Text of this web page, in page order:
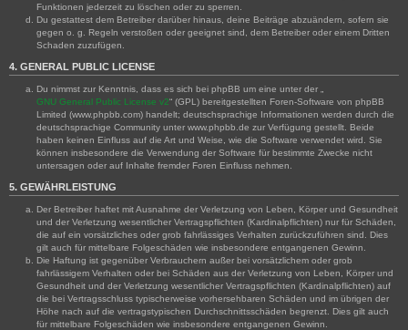
Funktionen jederzeit zu löschen oder zu sperren.
Du gestattest dem Betreiber darüber hinaus, deine Beiträge abzuändern, sofern sie
gegen o. g. Regeln verstoßen oder geeignet sind, dem Betreiber oder einem Dritten
Schaden zuzufügen.
4. GENERAL PUBLIC LICENSE
Du nimmst zur Kenntnis, dass es sich bei phpBB um eine unter der „
GNU General Public License v2“ (GPL) bereitgestellten Foren-Software von phpBB
Limited (www.phpbb.com) handelt; deutschsprachige Informationen werden durch die
deutschsprachige Community unter www.phpbb.de zur Verfügung gestellt. Beide
haben keinen Einfluss auf die Art und Weise, wie die Software verwendet wird. Sie
können insbesondere die Verwendung der Software für bestimmte Zwecke nicht
untersagen oder auf Inhalte fremder Foren Einfluss nehmen.
5. GEWÄHRLEISTUNG
Der Betreiber haftet mit Ausnahme der Verletzung von Leben, Körper und Gesundheit
und der Verletzung wesentlicher Vertragspflichten (Kardinalpflichten) nur für Schäden,
die auf ein vorsätzliches oder grob fahrlässiges Verhalten zurückzuführen sind. Dies
gilt auch für mittelbare Folgeschäden wie insbesondere entgangenen Gewinn.
Die Haftung ist gegenüber Verbrauchern außer bei vorsätzlichem oder grob
fahrlässigem Verhalten oder bei Schäden aus der Verletzung von Leben, Körper und
Gesundheit und der Verletzung wesentlicher Vertragspflichten (Kardinalpflichten) auf
die bei Vertragsschluss typischerweise vorhersehbaren Schäden und im übrigen der
Höhe nach auf die vertragstypischen Durchschnittsschäden begrenzt. Dies gilt auch
für mittelbare Folgeschäden wie insbesondere entgangenen Gewinn.